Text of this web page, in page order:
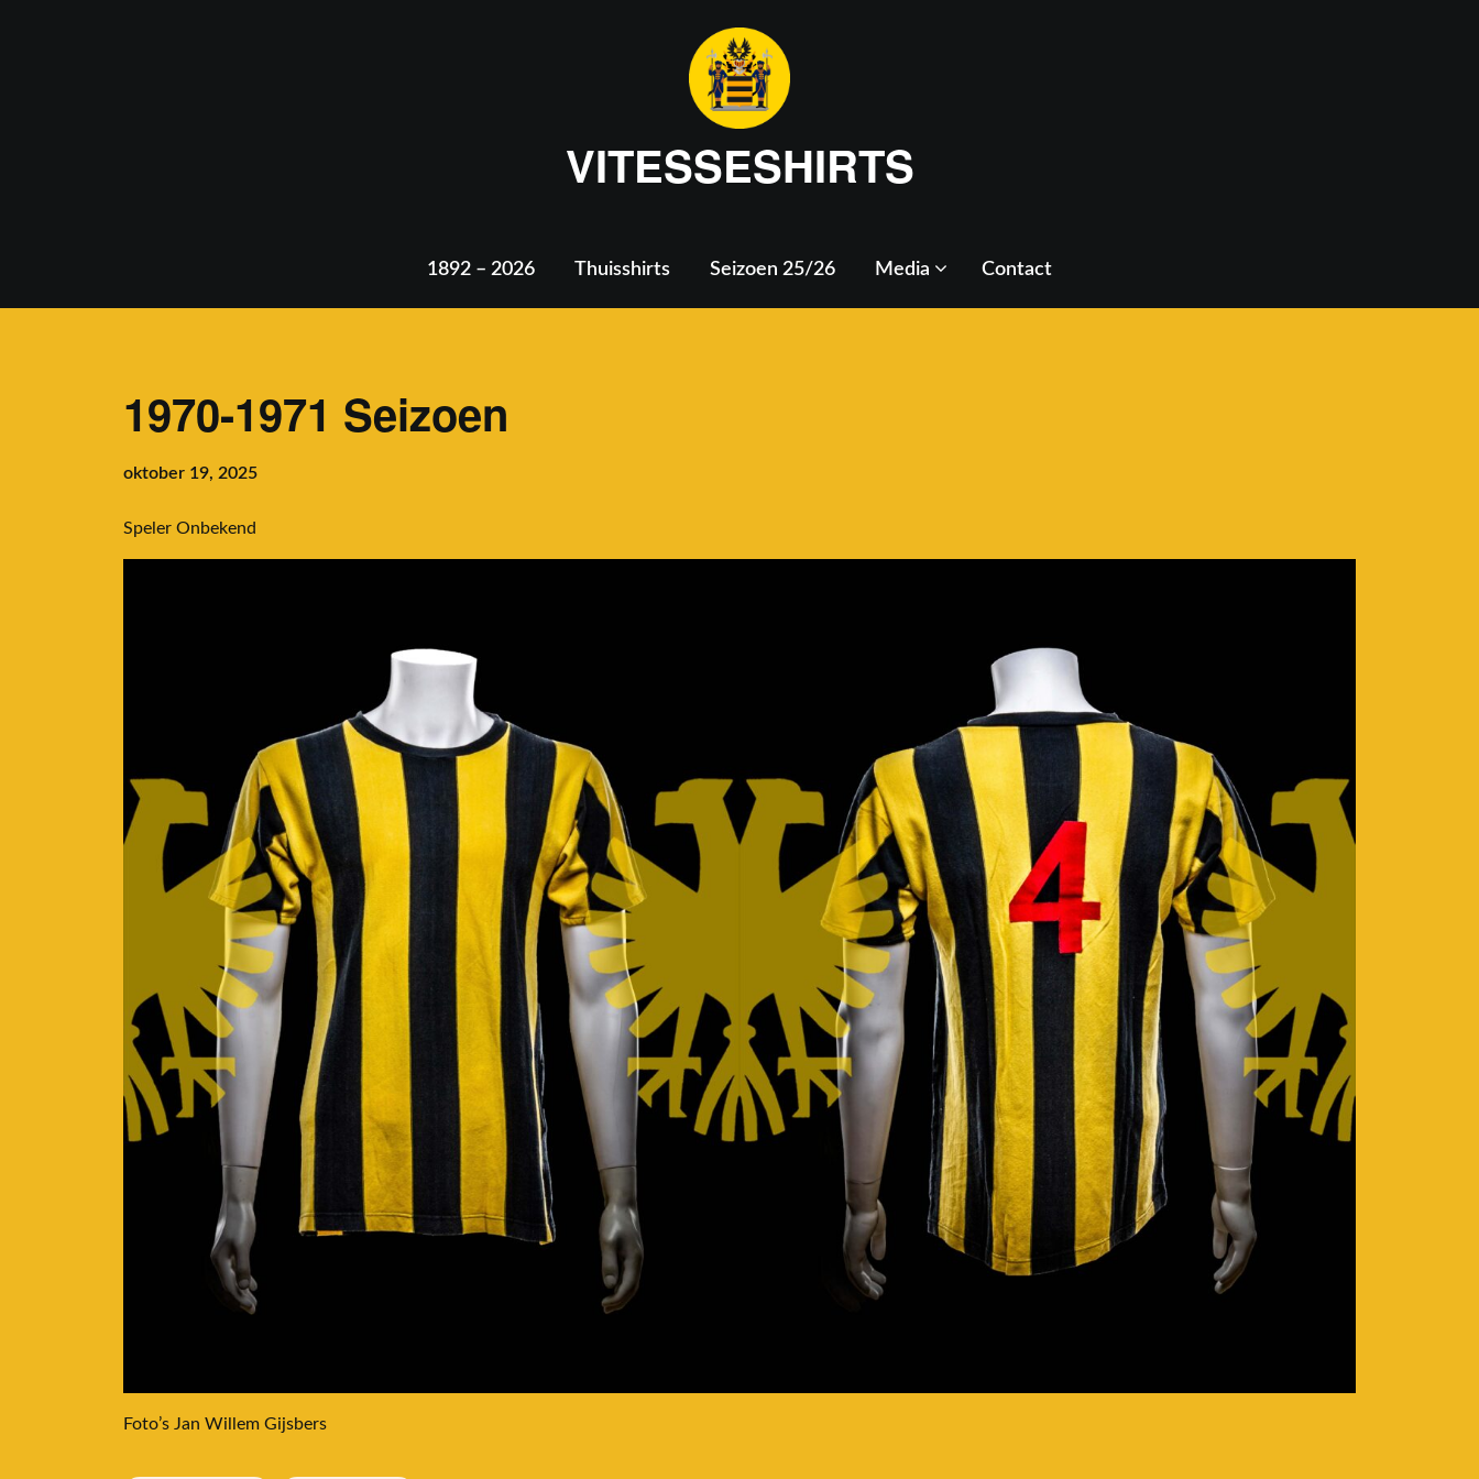
VITESSESHIRTS
1892 – 2026 Thuisshirts Seizoen 25/26 Media Contact
1970-1971 Seizoen
oktober 19, 2025
Speler Onbekend
Foto’s Jan Willem Gijsbers